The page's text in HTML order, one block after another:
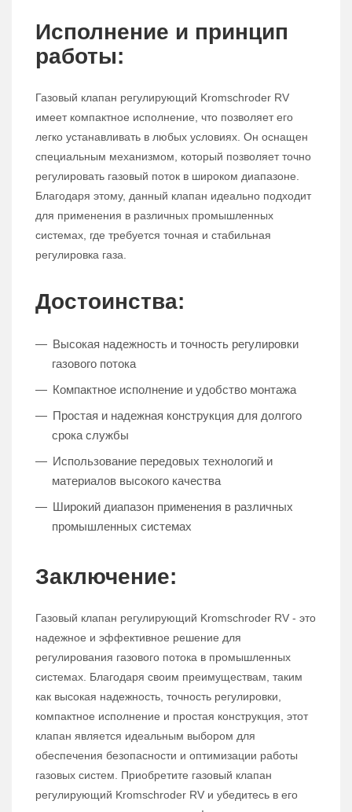
Исполнение и принцип
работы:
Газовый клапан регулирующий Kromschroder RV
имеет компактное исполнение, что позволяет его
легко устанавливать в любых условиях. Он оснащен
специальным механизмом, который позволяет точно
регулировать газовый поток в широком диапазоне.
Благодаря этому, данный клапан идеально подходит
для применения в различных промышленных
системах, где требуется точная и стабильная
регулировка газа.
Достоинства:
Высокая надежность и точность регулировки
газового потока
Компактное исполнение и удобство монтажа
Простая и надежная конструкция для долгого
срока службы
Использование передовых технологий и
материалов высокого качества
Широкий диапазон применения в различных
промышленных системах
Заключение:
Газовый клапан регулирующий Kromschroder RV - это
надежное и эффективное решение для
регулирования газового потока в промышленных
системах. Благодаря своим преимуществам, таким
как высокая надежность, точность регулировки,
компактное исполнение и простая конструкция, этот
клапан является идеальным выбором для
обеспечения безопасности и оптимизации работы
газовых систем. Приобретите газовый клапан
регулирующий Kromschroder RV и убедитесь в его